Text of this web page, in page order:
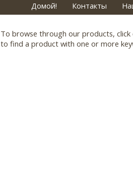
Домой! Контакты
To browse through our products,
to find a product with one or more